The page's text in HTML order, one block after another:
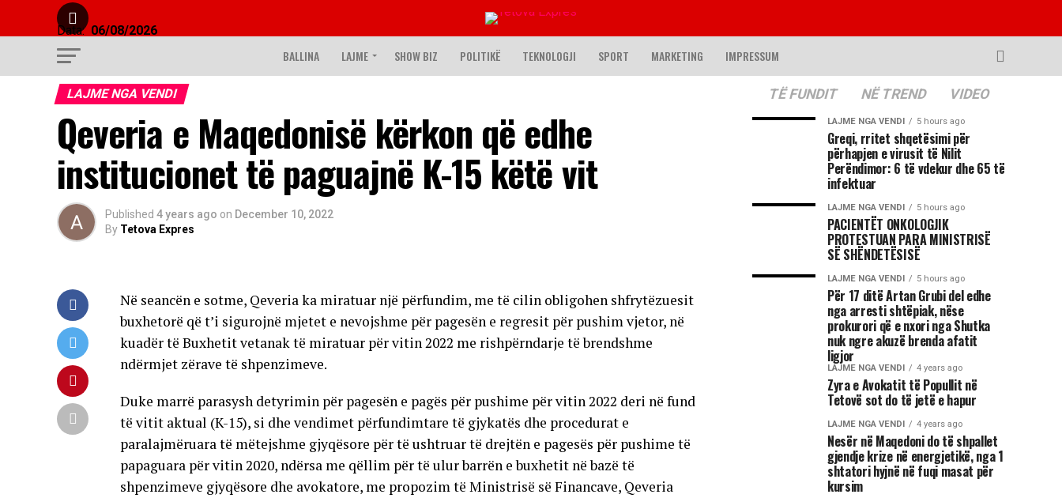
Data: 06/08/2026
BALLINA LAJME SHOW BIZ POLITIKË TEKNOLOGJI SPORT MARKETING IMPRESSUM
LAJME NGA VENDI
Qeveria e Maqedonisë kërkon që edhe
institucionet të paguajnë K-15 këtë vit
Published 4 years ago on December 10, 2022
By Tetova Expres
Në seancën e sotme, Qeveria ka miratuar një përfundim, me të cilin obligohen shfrytëzuesit
buxhetorë që t’i sigurojnë mjetet e nevojshme për pagesën e regresit për pushim vjetor, në
kuadër të Buxhetit vetanak të miratuar për vitin 2022 me rishpërndarje të brendshme
ndërmjet zërave të shpenzimeve.
Duke marrë parasysh detyrimin për pagesën e pagës për pushime për vitin 2022 deri në fund
të vitit aktual (K-15), si dhe vendimet përfundimtare të gjykatës dhe procedurat e
paralajmëruara të mëtejshme gjyqësore për të ushtruar të drejtën e pagesës për pushime të
papaguara për vitin 2020, ndërsa me qëllim për të ulur barrën e buxhetit në bazë të
shpenzimeve gjyqësore dhe avokatore, me propozim të Ministrisë së Financave, Qeveria
TË FUNDIT NË TREND VIDEO
LAJME NGA VENDI 5 hours ago
Greqi, rritet shqetësimi për
përhapjen e virusit të Nilit
Perëndimor: 6 të vdekur dhe 65 të
infektuar
LAJME NGA VENDI 5 hours ago
PACIENTËT ONKOLOGJIK
PROTESTUAN PARA MINISTRISË
SË SHËNDETËSISË
LAJME NGA VENDI 5 hours ago
Për 17 ditë Artan Grubi del edhe
nga arresti shtëpiak, nëse
prokurori që e nxori nga Shutka
nuk ngre akuzë brenda afatit
ligjor
LAJME NGA VENDI 4 years ago
Zyra e Avokatit të Popullit në
Tetovë sot do të jetë e hapur
LAJME NGA VENDI 4 years ago
Nesër në Maqedoni do të shpallet
gjendje krize në energjetikë, nga 1
shtatori hyjnë në fuqi masat për
kursim